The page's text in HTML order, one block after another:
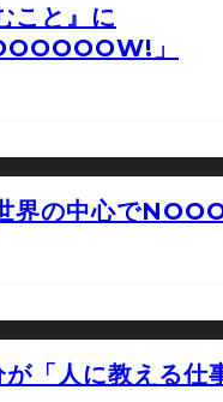
こと』に
」
界の中心で
「人に教える